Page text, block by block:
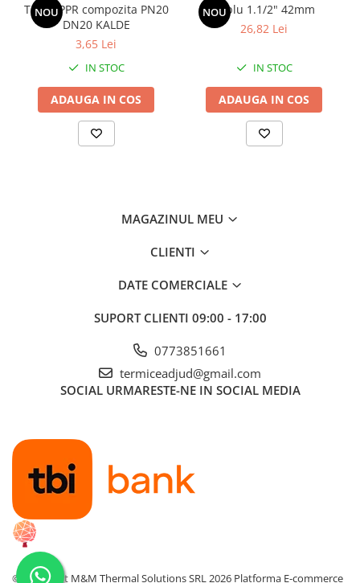
NOU
Teava PPR compozita PN20
DN20 KALDE
3,65 Lei
IN STOC
ADAUGA IN COS
NOUNiplu 1.1/2" 42mm
26,82 Lei
IN STOC
ADAUGA IN COS
MAGAZINUL MEU
CLIENTI
DATE COMERCIALE
SUPORT CLIENTI 09:00 - 17:00
0773851661
termiceadjud@gmail.com
SOCIAL URMARESTE-NE IN SOCIAL MEDIA
©Copyright M&M Thermal Solutions SRL 2026 Platforma E-commerce